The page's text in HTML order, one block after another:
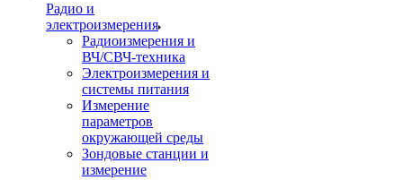
Радио и
электроизмерения
Радиоизмерения и
ВЧ/СВЧ-техника
Электроизмерения и
системы питания
Измерение
параметров
окружающей среды
Зондовые станции и
измерение